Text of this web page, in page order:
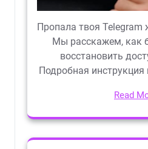
Пропала твоя Telegram
Мы расскажем, как
восстановить
Подробная инструкция
Read